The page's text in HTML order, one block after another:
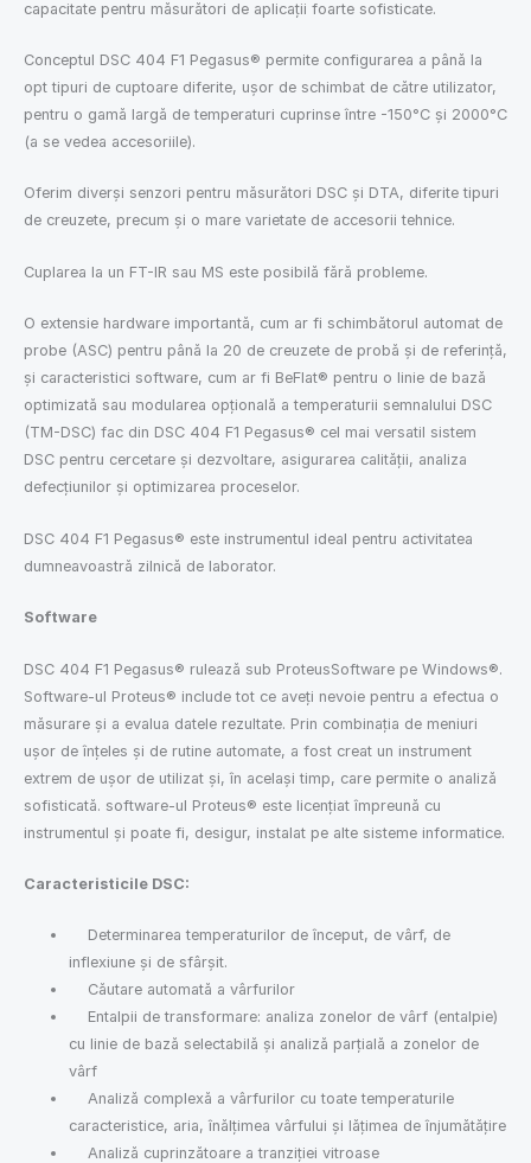
capacitate pentru măsurători de aplicații foarte sofisticate.
Conceptul DSC 404 F1 Pegasus® permite configurarea a până la
opt tipuri de cuptoare diferite, ușor de schimbat de către utilizator,
pentru o gamă largă de temperaturi cuprinse între -150°C și 2000°C
(a se vedea accesoriile).
Oferim diverși senzori pentru măsurători DSC și DTA, diferite tipuri
de creuzete, precum și o mare varietate de accesorii tehnice.
Cuplarea la un FT-IR sau MS este posibilă fără probleme.
O extensie hardware importantă, cum ar fi schimbătorul automat de
probe (ASC) pentru până la 20 de creuzete de probă și de referință,
și caracteristici software, cum ar fi BeFlat® pentru o linie de bază
optimizată sau modularea opțională a temperaturii semnalului DSC
(TM-DSC) fac din DSC 404 F1 Pegasus® cel mai versatil sistem
DSC pentru cercetare și dezvoltare, asigurarea calității, analiza
defecțiunilor și optimizarea proceselor.
DSC 404 F1 Pegasus® este instrumentul ideal pentru activitatea
dumneavoastră zilnică de laborator.
Software
DSC 404 F1 Pegasus® rulează sub ProteusSoftware pe Windows®.
Software-ul Proteus® include tot ce aveți nevoie pentru a efectua o
măsurare și a evalua datele rezultate. Prin combinația de meniuri
ușor de înțeles și de rutine automate, a fost creat un instrument
extrem de ușor de utilizat și, în același timp, care permite o analiză
sofisticată. software-ul Proteus® este licențiat împreună cu
instrumentul și poate fi, desigur, instalat pe alte sisteme informatice.
Caracteristicile DSC:
Determinarea temperaturilor de început, de vârf, de
inflexiune și de sfârșit.
Căutare automată a vârfurilor
Entalpii de transformare: analiza zonelor de vârf (entalpie)
cu linie de bază selectabilă și analiză parțială a zonelor de
vârf
Analiză complexă a vârfurilor cu toate temperaturile
caracteristice, aria, înălțimea vârfului și lățimea de înjumătățire
Analiză cuprinzătoare a tranziției vitroase